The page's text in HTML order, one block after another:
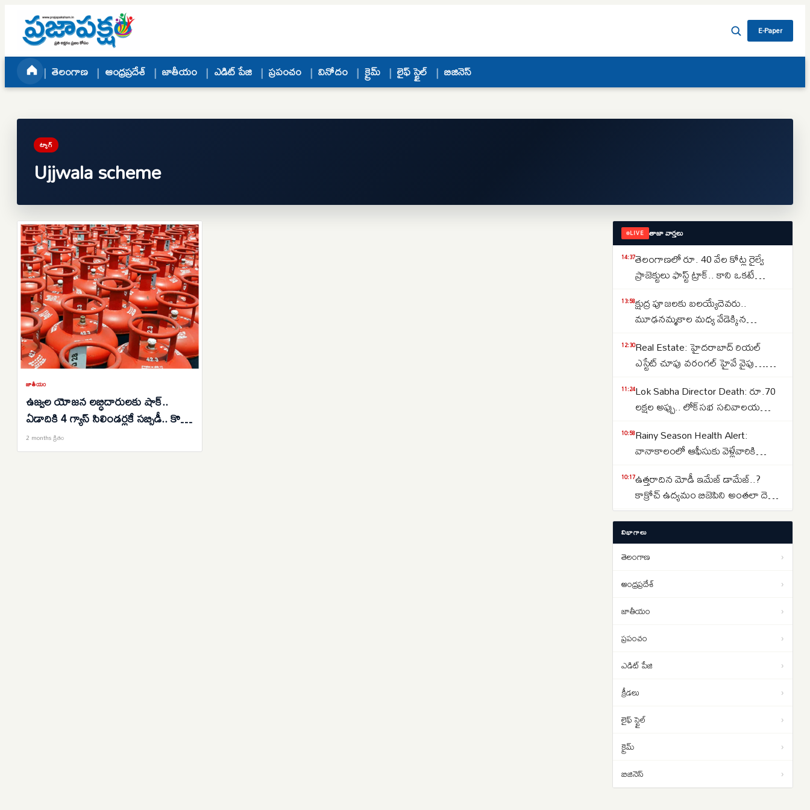
Skip to content
E-Paper
తెలంగాణ ఆంధ్రప్రదేశ్ జాతీయం ఎడిట్ పేజి ప్రపంచం వినోదం క్రైమ్ లైఫ్ స్టైల్ బిజినెస్
ట్యాగ్
Ujjwala scheme
జాతీయం
ఉజ్వల యోజన లబ్ధిదారులకు షాక్..
ఏడాదికి 4 గ్యాస్ సిలిండర్లకే సబ్సిడీ.. కొత్త
మార్గదర్శకాలు విడుదల..
2 months క్రితం
LIVE తాజా వార్తలు
14:37తెలంగాణలో రూ. 40 వేల కోట్ల రైల్వే
ప్రాజెక్టులు ఫాస్ట్ ట్రాక్.. కాని ఒకటే
13:58క్షుద్ర పూజలకు బలయ్యేదెవరు..
మూఢనమ్మకాల మధ్య వేడెక్కిన
12:30Real Estate: హైదరాబాద్ రియల్
ఎస్టేట్ చూపు వరంగల్ హైవే వైపు…
చూస్తున్న మిడిల్ క్లాస్..
11:24Lok Sabha Director Death: రూ.70
లక్షల అప్పు.. లోక్‌సభ సచివాలయ
సూసైడ్ నోట్..
10:58Rainy Season Health Alert:
వానాకాలంలో ఆఫీసుకు వెళ్లేవారికి
జాగ్రత్త..
10:17ఉత్తరాదిన మోడీ ఇమేజ్ డామేజ్..?
కాక్రోచ్ ఉద్యమం బిజెపిని అంతలా దెబ్బ
తీసిందా..?
10:05ప్రత్యేక హోదా ఏపీకి అవసరం లేదా..?
ఆంధ్రను అనాథగా మారుస్తున్న టీడీపీ,
జనసేన, వైసీపీ..
బోరుగడ్డ పోరాటం దీనికి సంకేతం…
సజ్జలను ఇంటికి పంపించడానికి టార్గెట్
విభాగాలు
తెలంగాణ ›
ఆంధ్రప్రదేశ్ ›
జాతీయం ›
ప్రపంచం ›
ఎడిట్ పేజి ›
క్రీడలు ›
లైఫ్ స్టైల్ ›
క్రైమ్ ›
బిజినెస్ ›